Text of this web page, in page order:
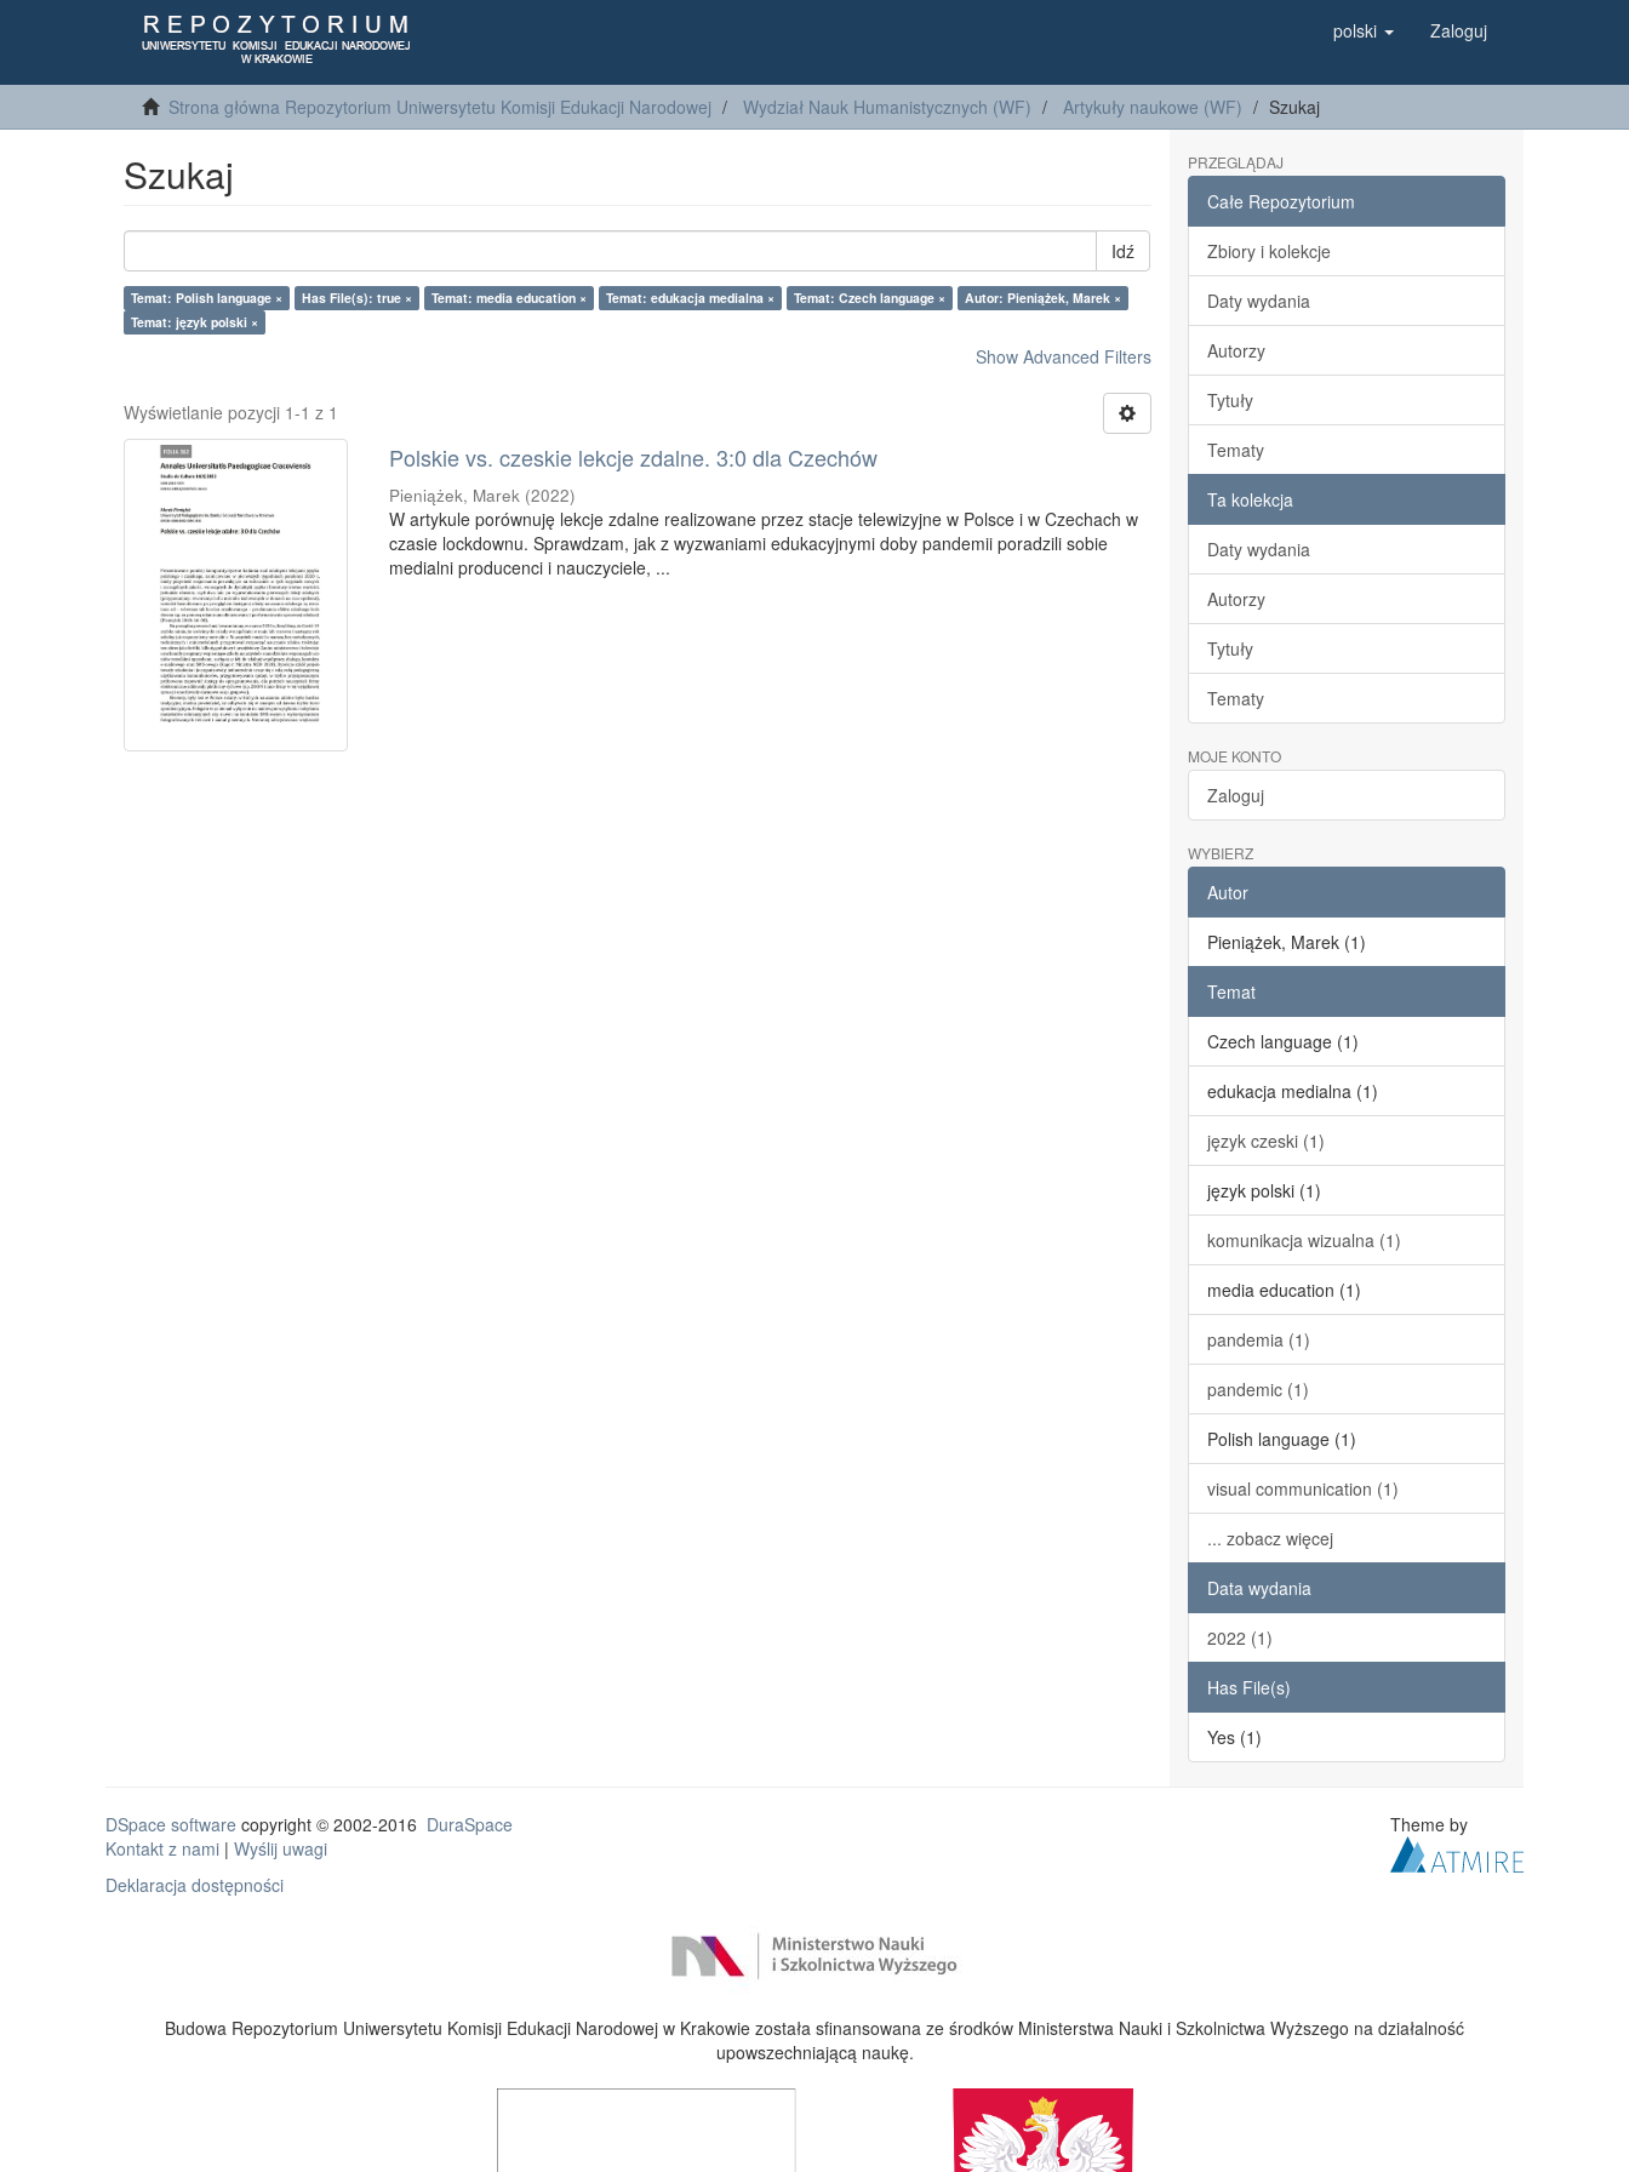
polski Zaloguj
Strona główna Repozytorium Uniwersytetu Komisji Edukacji Narodowej Wydział Nauk Humanistycznych (WF) Artykuły naukowe (WF) Szukaj
Szukaj
Idź
Temat: Polish language × Has File(s): true × Temat: media education × Temat: edukacja medialna × Temat: Czech language ×
Autor: Pieniążek, Marek ×
Temat: język polski ×
Show Advanced Filters
Wyświetlanie pozycji 1-1 z 1
Polskie vs. czeskie lekcje zdalne. 3:0 dla Czechów
Pieniążek, Marek (2022)
W artykule porównuję lekcje zdalne realizowane przez stacje telewizyjne w Polsce i w Czechach w
czasie lockdownu. Sprawdzam, jak z wyzwaniami edukacyjnymi doby pandemii poradzili sobie
medialni producenci i nauczyciele, ...
PRZEGLĄDAJ
Całe Repozytorium
Zbiory i kolekcje
Daty wydania
Autorzy
Tytuły
Tematy
Ta kolekcja
Daty wydania
Autorzy
Tytuły
Tematy
MOJE KONTO
Zaloguj
WYBIERZ
Autor
Pieniążek, Marek (1)
Temat
Czech language (1)
edukacja medialna (1)
język czeski (1)
język polski (1)
komunikacja wizualna (1)
media education (1)
pandemia (1)
pandemic (1)
Polish language (1)
visual communication (1)
... zobacz więcej
Data wydania
2022 (1)
Has File(s)
Yes (1)
DSpace software copyright © 2002-2016 DuraSpace
Kontakt z nami | Wyślij uwagi
Deklaracja dostępności
Theme by
Budowa Repozytorium Uniwersytetu Komisji Edukacji Narodowej w Krakowie została sfinansowana ze środków Ministerstwa Nauki i Szkolnictwa Wyższego na działalność
upowszechniającą naukę.